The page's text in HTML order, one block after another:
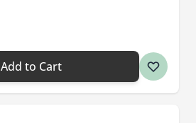
Add to Cart